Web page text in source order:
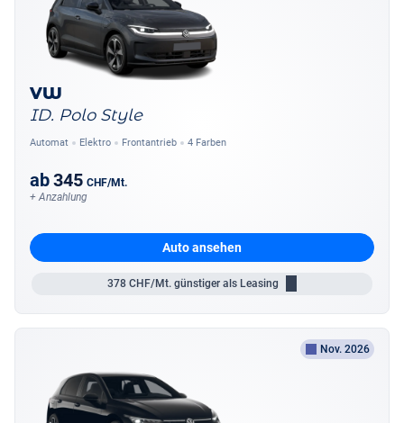
VW
ID. Polo Style
Automat Elektro Frontantrieb 4 Farben
ab345 CHF/Mt.
+ Anzahlung
Auto ansehen
378 CHF/Mt. günstiger als Leasing
Nov. 2026